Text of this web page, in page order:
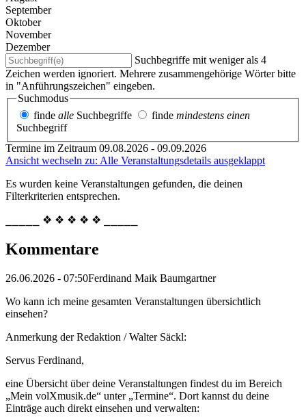
September
Oktober
November
Dezember
Suchbegriffe mit weniger als 4
Zeichen werden ignoriert. Mehrere zusammengehörige Wörter bitte
in "Anführungszeichen" eingeben.
Suchmodus
finde alle Suchbegriffe finde mindestens einen
Suchbegriff
Termine im Zeitraum 09.08.2026 - 09.09.2026
Ansicht wechseln zu: Alle Veranstaltungsdetails ausgeklappt
Es wurden keine Veranstaltungen gefunden, die deinen
Filterkriterien entsprechen.
⎯⎯⎯⎯⎯ ❖ ❖ ❖ ❖ ❖ ⎯⎯⎯⎯⎯
Kommentare
26.06.2026 - 07:50Ferdinand Maik Baumgartner
Wo kann ich meine gesamten Veranstaltungen übersichtlich
einsehen?
Anmerkung der Redaktion /Walter Säckl:
Servus Ferdinand,
eine Übersicht über deine Veranstaltungen findest du im Bereich
„Mein volXmusik.de“ unter „Termine“. Dort kannst du deine
Einträge auch direkt einsehen und verwalten: